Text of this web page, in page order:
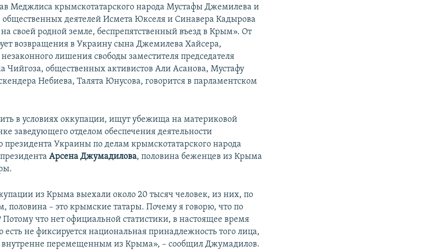
Меджлиса крымскотатарского народа Мустафы Джемилева и
общественных деятелей Исмета Юкселя и Синавера Кадырова
своей родной земле, беспрепятственный въезд в Крым». От
возвращения в Украину сына Джемилева Хайсера,
лишения свободы заместителя председателя
Чийгоза, общественных активистов Али Асанова, Мустафу
Небиева, Талята Юнусова, говорится в парламентском
в условиях оккупации, ищут убежища на материковой
заведующего отделом обеспечения деятельности
президента Украины по делам крымскотатарского народа
Арсена Джумадилова, половина беженцев из Крыма
из Крыма выехали около 20 тысяч человек, из них, по
половина – это крымские татары. Почему я говорю, что по
что нет официальной статистики, в настоящее время
есть не фиксируется национальная принадлежность того лица,
внутренне перемещенным из Крыма», – сообщил Джумадилов.